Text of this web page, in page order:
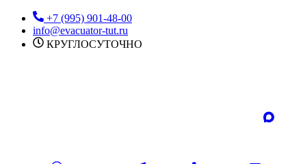
Перейти
содержимому
+7 (995) 901-48-00
info@evacuator-tut.ru
КРУГЛОСУТОЧНО